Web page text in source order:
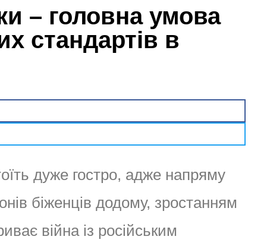
– головна умова
стандартів в
дуже гостро, адже напряму
біженців додому, зростанням
війна із російським